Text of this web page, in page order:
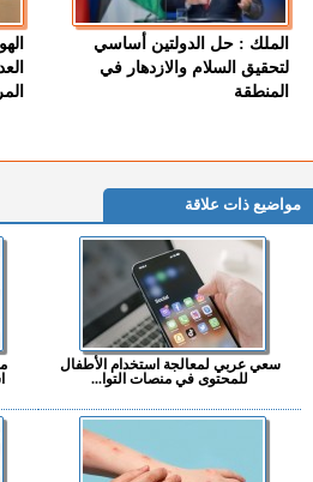
الملك : حل الدولتين أساسي
لتحقيق السلام والازدهار في
المنطقة
مواضيع ذات علاقة
سعي عربي لمعالجة استخدام الأطفال
للمحتوى في منصات التوا...